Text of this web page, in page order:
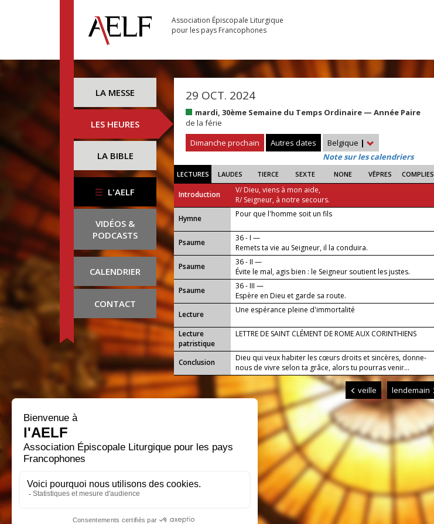
Association Épiscopale Liturgique
pour les pays Francophones
LA MESSE
LES HEURES
LA BIBLE
L'AELF
VIDÉOS &
PODCASTS
CALENDRIER
CONTACT
29 OCT. 2024
mardi, 30ème Semaine du Temps Ordinaire — Année Paire
de la férie
Dimanche prochain
Autres dates Belgique |
Note sur les calendriers
LECTURES LAUDES TIERCE SEXTE NONE VÊPRES COMPLIES
Introduction
V/ Dieu, viens à mon aide,
R/ Seigneur, à notre secours.
...
Hymne Pour que l'homme soit un fils
Psaume
36 - I —
Remets ta vie au Seigneur, il la conduira.
Psaume
36 - II —
Évite le mal, agis bien : le Seigneur soutient les justes.
Psaume
36 - III —
Espère en Dieu et garde sa route.
Lecture
Une espérance pleine d'immortalité
Lecture
patristique
LETTRE DE SAINT CLÉMENT DE ROME AUX CORINTHIENS
Conclusion
Dieu qui veux habiter les cœurs droits et sincères, donne-
nous de vivre selon ta grâce, alors tu pourras venir...
veille lendemain